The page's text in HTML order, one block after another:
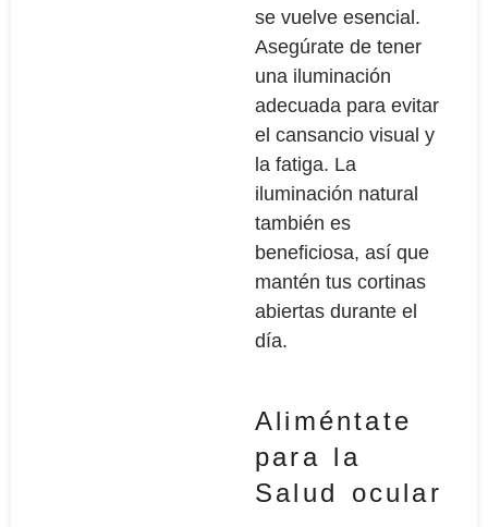
se vuelve esencial.
Asegúrate de tener
una iluminación
adecuada para evitar
el cansancio visual y
la fatiga. La
iluminación natural
también es
beneficiosa, así que
mantén tus cortinas
abiertas durante el
día.
Aliméntate
para la
Salud ocular